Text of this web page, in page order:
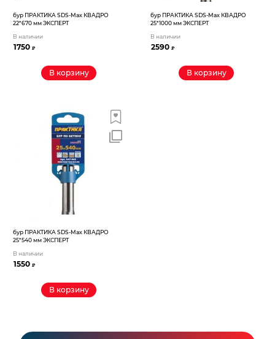
бур ПРАКТИКА SDS-Max КВАДРО
22*670 мм ЭКСПЕРТ
В наличии
1750₽
В корзину
бур ПРАКТИКА SDS-Max КВАДРО
25*1000 мм ЭКСПЕРТ
В наличии
2590₽
В корзину
бур ПРАКТИКА SDS-Max КВАДРО
25*540 мм ЭКСПЕРТ
В наличии
1550₽
В корзину